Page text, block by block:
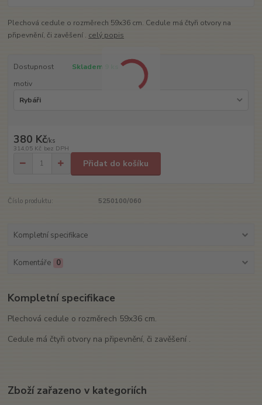
Plechová cedule o rozměrech 59x36 cm. Cedule má čtyři otvory na
připevnění, či zavěšení . celý popis
Dostupnost
Skladem 9 ks
motiv
380 Kč/ks
314,05 Kč bez DPH
Přidat do košíku
Číslo produktu: 5250100/060
Kompletní specifikace
Komentáře 0
Kompletní specifikace
Plechová cedule o rozměrech 59x36 cm.
Cedule má čtyři otvory na připevnění, či zavěšení .
Zboží zařazeno v kategoriích